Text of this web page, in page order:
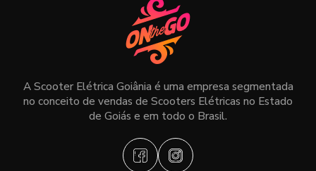
A Scooter Elétrica Goiânia é uma empresa segmentada
no conceito de vendas de Scooters Elétricas no Estado
de Goiás e em todo o Brasil.